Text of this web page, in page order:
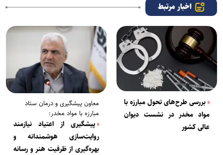
اخبار مرتبط
بررسی طرح‌های تحول مبارزه با
مواد مخدر در نشست دیوان
عالی کشور
معاون پیشگیری و درمان ستاد
مبارزه با مواد مخدر:
پیشگیری از اعتیاد نیازمند
روایت‌سازی هوشمندانه و
بهره‌گیری از ظرفیت هنر و رسانه